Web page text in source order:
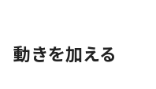
きを加える